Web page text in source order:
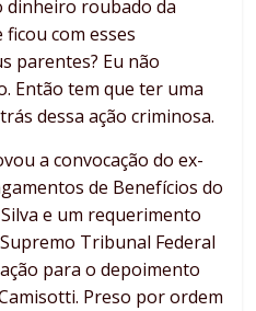
roubado da
ficou com esses
parentes? Eu não
Então tem que ter uma
dessa ação criminosa.
a convocação do ex-
de Benefícios do
e um requerimento
Tribunal Federal
para o depoimento
Preso por ordem